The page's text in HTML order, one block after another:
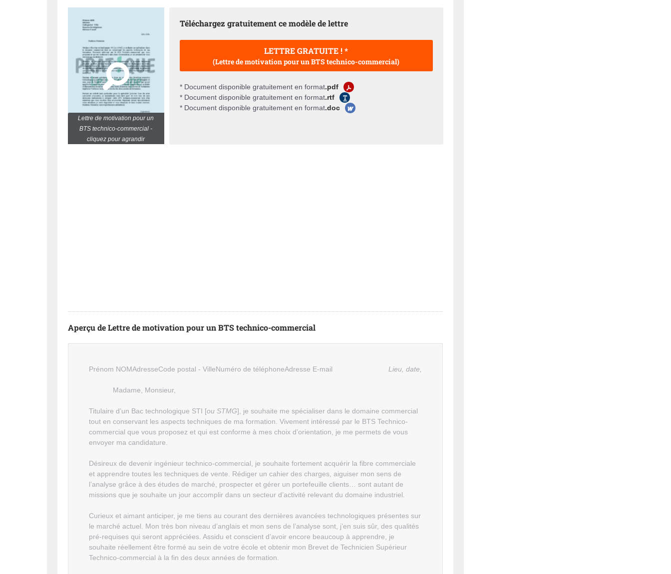
Lettre de motivation pour un
BTS technico-commercial -
cliquez pour agrandir
Téléchargez gratuitement ce modèle de lettre
LETTRE GRATUITE ! *
(Lettre de motivation pour un BTS technico-commercial)
* Document disponible gratuitement en format.pdf
* Document disponible gratuitement en format.rtf
* Document disponible gratuitement en format.doc
Aperçu de Lettre de motivation pour un BTS technico-commercial
Lieu, date,
Prénom NOMAdresseCode postal - VilleNuméro de téléphoneAdresse E-mail
Madame, Monsieur,
Titulaire d’un Bac technologique STI [ou STMG], je souhaite me spécialiser dans le domaine commercial
tout en conservant les aspects techniques de ma formation. Vivement intéressé par le BTS Technico-
commercial que vous proposez et qui est conforme à mes choix d’orientation, je me permets de vous
envoyer ma candidature.
Désireux de devenir ingénieur technico-commercial, je souhaite fortement acquérir la fibre commerciale
et apprendre toutes les techniques de vente. Rédiger un cahier des charges, aiguiser mon sens de
l’analyse grâce à des études de marché, prospecter et gérer un portefeuille clients… sont autant de
missions que je souhaite un jour accomplir dans un secteur d’activité relevant du domaine industriel.
Curieux et aimant anticiper, je me tiens au courant des dernières avancées technologiques présentes sur
le marché actuel. Mon très bon niveau d’anglais et mon sens de l’analyse sont, j’en suis sûr, des qualités
pré-requises qui seront appréciées. Assidu et conscient d’avoir encore beaucoup à apprendre, je
souhaite réellement être formé au sein de votre école et obtenir mon Brevet de Technicien Supérieur
Technico-commercial à la fin des deux années de formation.